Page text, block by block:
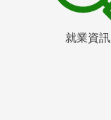
就業資訊